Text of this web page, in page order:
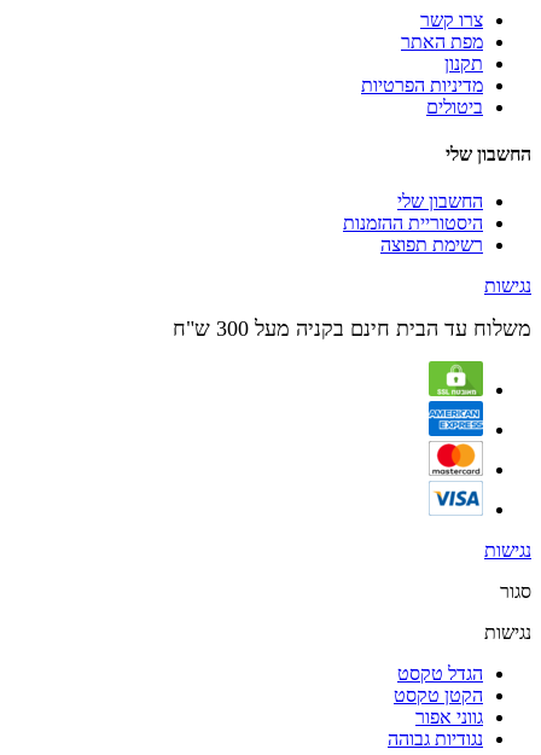
צרו קשר
מפת האתר
תקנון
מדיניות הפרטיות
ביטולים
החשבון שלי
החשבון שלי
היסטוריית ההזמנות
רשימת תפוצה
נגישות
משלוח עד הבית חינם בקניה מעל 300 ש"ח
נגישות
סגור
נגישות
הגדל טקסט
הקטן טקסט
גווני אפור
נגודיות גבוהה